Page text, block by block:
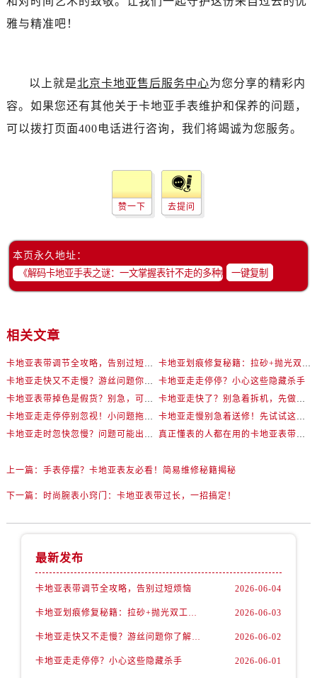
雅与精准吧！
以上就是北京卡地亚售后服务中心为您分享的精彩内
容。如果您还有其他关于卡地亚手表维护和保养的问题，
可以拨打页面400电话进行咨询，我们将竭诚为您服务。
赞一下 去提问
本页永久地址：
一键复制
相关文章
卡地亚表带调节全攻略，告别过短烦恼
卡地亚划痕修复秘籍：拉砂+抛光双工艺还原如新
卡地亚走快又不走慢？游丝问题你了解多少？
卡地亚走走停停？小心这些隐藏杀手
卡地亚表带掉色是假货？别急，可能是这些日常习惯惹的祸
卡地亚走快了？别急着拆机，先做这一步
卡地亚走走停停别忽视！小问题拖成大修很烧钱
卡地亚走慢别急着送修！先试试这些方法
卡地亚走时忽快忽慢？问题可能出在你睡觉时！
真正懂表的人都在用的卡地亚表带调节技巧
上一篇： 手表停摆？卡地亚表友必看！简易维修秘籍揭秘
下一篇： 时尚腕表小窍门：卡地亚表带过长，一招搞定！
最新发布
卡地亚表带调节全攻略，告别过短烦恼 2026-06-04
卡地亚划痕修复秘籍：拉砂+抛光双工艺还原如新 2026-06-03
卡地亚走快又不走慢？游丝问题你了解多少？ 2026-06-02
卡地亚走走停停？小心这些隐藏杀手 2026-06-01